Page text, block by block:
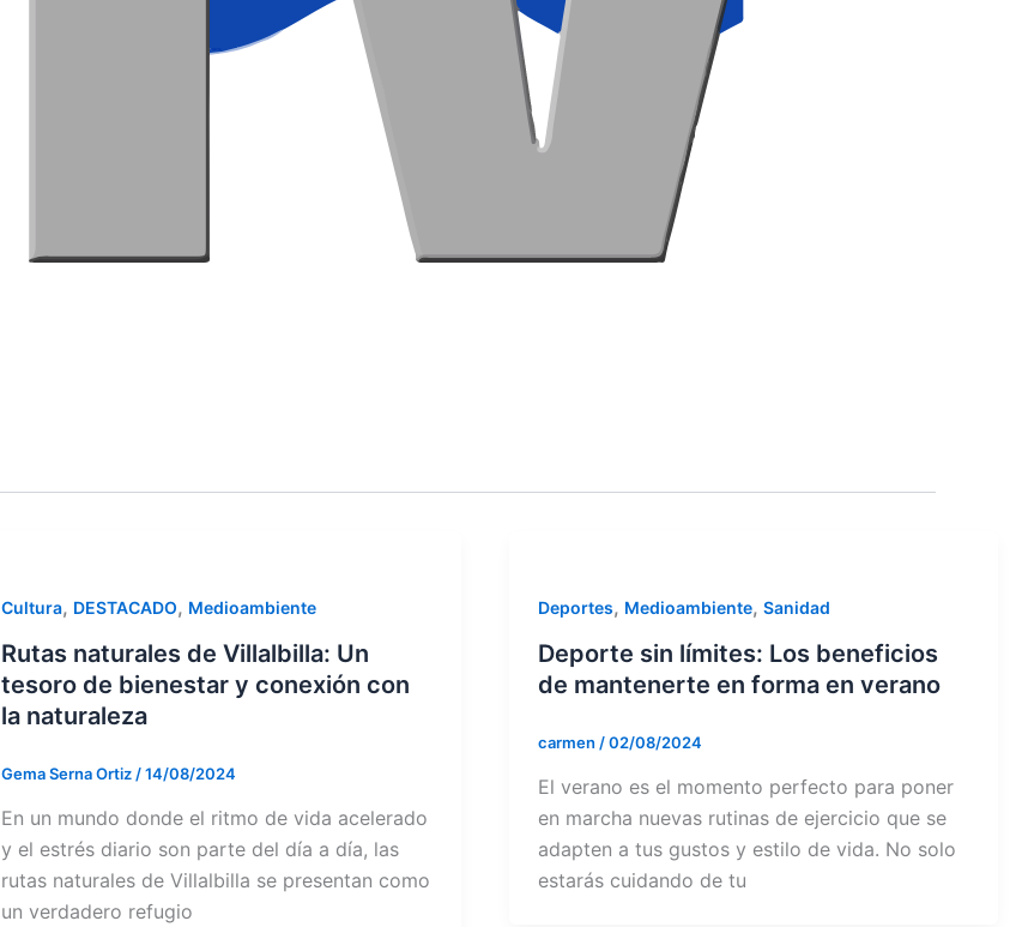
Cultura, DESTACADO, Medioambiente
Rutas naturales de Villalbilla: Un
tesoro de bienestar y conexión con
la naturaleza
Gema Serna Ortiz /14/08/2024
En un mundo donde el ritmo de vida acelerado
y el estrés diario son parte del día a día, las
rutas naturales de Villalbilla se presentan como
un verdadero refugio
Deportes, Medioambiente, Sanidad
Deporte sin límites: Los beneficios
de mantenerte en forma en verano
carmen /02/08/2024
El verano es el momento perfecto para poner
en marcha nuevas rutinas de ejercicio que se
adapten a tus gustos y estilo de vida. No solo
estarás cuidando de tu